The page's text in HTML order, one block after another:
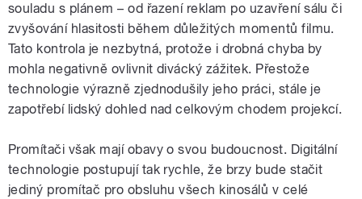
souladu s plánem – od řazení reklam po uzavření sálu či
zvyšování hlasitosti během důležitých momentů filmu.
Tato kontrola je nezbytná, protože i drobná chyba by
mohla negativně ovlivnit divácký zážitek. Přestože
technologie výrazně zjednodušily jeho práci, stále je
zapotřebí lidský dohled nad celkovým chodem projekcí.
Promítači však mají obavy o svou budoucnost. Digitální
technologie postupují tak rychle, že brzy bude stačit
jediný promítač pro obsluhu všech kinosálů v celé